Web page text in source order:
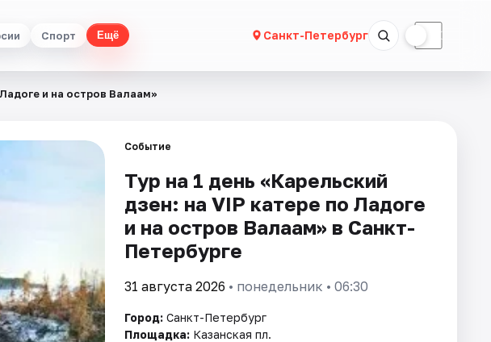
Спорт Ещё Санкт-Петербург ☾
и на остров Валаам»
Событие
Тур на 1 день «Карельский
дзен: на VIP катере по Ладоге
и на остров Валаам» в Санкт-
Петербурге
31 августа 2026 • понедельник • 06:30
Город: Санкт-Петербург
Площадка: Казанская пл.